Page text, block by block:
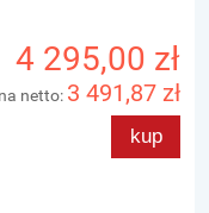
4 295,00 zł
netto: 3 491,87 zł
kup